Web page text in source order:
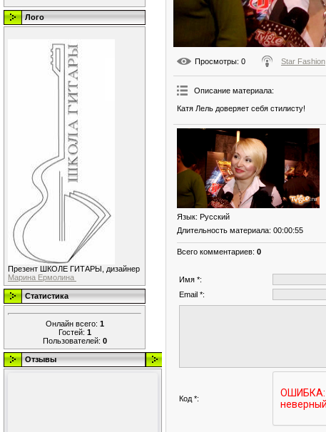
Лого
Презент ШКОЛЕ ГИТАРЫ, дизайнер
Марина Ермолина
Статистика
Онлайн всего: 1
Гостей: 1
Пользователей: 0
Отзывы
Просмотры: 0 Star Fashion
Описание материала:
Катя Лель доверяет себя стилисту!
Язык: Русский
Длительность материала: 00:00:55
Всего комментариев: 0
Имя *:
Email *:
Код *: